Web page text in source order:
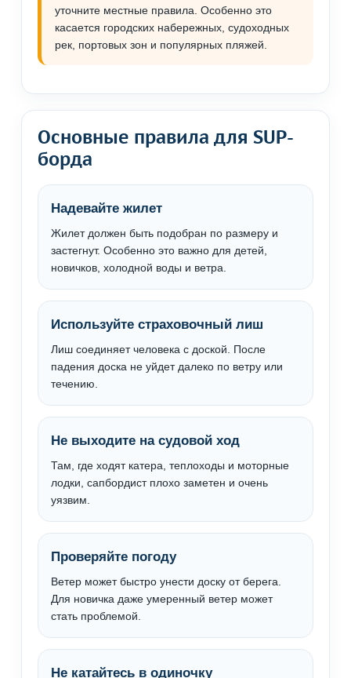
уточните местные правила. Особенно это
касается городских набережных, судоходных
рек, портовых зон и популярных пляжей.
Основные правила для SUP-
борда
Надевайте жилет
Жилет должен быть подобран по размеру и
застегнут. Особенно это важно для детей,
новичков, холодной воды и ветра.
Используйте страховочный лиш
Лиш соединяет человека с доской. После
падения доска не уйдет далеко по ветру или
течению.
Не выходите на судовой ход
Там, где ходят катера, теплоходы и моторные
лодки, сапбордист плохо заметен и очень
уязвим.
Проверяйте погоду
Ветер может быстро унести доску от берега.
Для новичка даже умеренный ветер может
стать проблемой.
Не катайтесь в одиночку